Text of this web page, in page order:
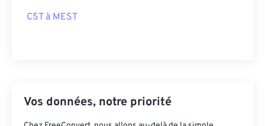
CST à MEST
Vos données, notre priorité